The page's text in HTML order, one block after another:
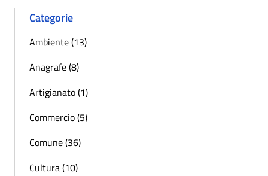
Categorie
Ambiente (13)
Anagrafe (8)
Artigianato (1)
Commercio (5)
Comune (36)
Cultura (10)